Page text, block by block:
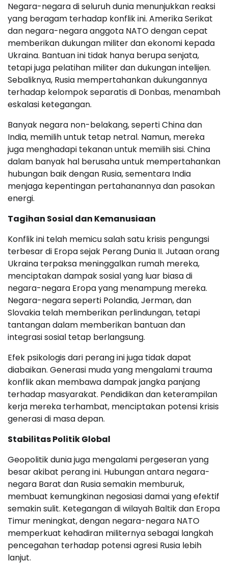
Negara-negara di seluruh dunia menunjukkan reaksi
yang beragam terhadap konflik ini. Amerika Serikat
dan negara-negara anggota NATO dengan cepat
memberikan dukungan militer dan ekonomi kepada
Ukraina. Bantuan ini tidak hanya berupa senjata,
tetapi juga pelatihan militer dan dukungan intelijen.
Sebaliknya, Rusia mempertahankan dukungannya
terhadap kelompok separatis di Donbas, menambah
eskalasi ketegangan.
Banyak negara non-belakang, seperti China dan
India, memilih untuk tetap netral. Namun, mereka
juga menghadapi tekanan untuk memilih sisi. China
dalam banyak hal berusaha untuk mempertahankan
hubungan baik dengan Rusia, sementara India
menjaga kepentingan pertahanannya dan pasokan
energi.
Tagihan Sosial dan Kemanusiaan
Konflik ini telah memicu salah satu krisis pengungsi
terbesar di Eropa sejak Perang Dunia II. Jutaan orang
Ukraina terpaksa meninggalkan rumah mereka,
menciptakan dampak sosial yang luar biasa di
negara-negara Eropa yang menampung mereka.
Negara-negara seperti Polandia, Jerman, dan
Slovakia telah memberikan perlindungan, tetapi
tantangan dalam memberikan bantuan dan
integrasi sosial tetap berlangsung.
Efek psikologis dari perang ini juga tidak dapat
diabaikan. Generasi muda yang mengalami trauma
konflik akan membawa dampak jangka panjang
terhadap masyarakat. Pendidikan dan keterampilan
kerja mereka terhambat, menciptakan potensi krisis
generasi di masa depan.
Stabilitas Politik Global
Geopolitik dunia juga mengalami pergeseran yang
besar akibat perang ini. Hubungan antara negara-
negara Barat dan Rusia semakin memburuk,
membuat kemungkinan negosiasi damai yang efektif
semakin sulit. Ketegangan di wilayah Baltik dan Eropa
Timur meningkat, dengan negara-negara NATO
memperkuat kehadiran militernya sebagai langkah
pencegahan terhadap potensi agresi Rusia lebih
lanjut.